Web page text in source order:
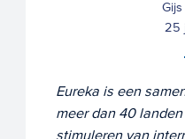
25
Eureka is een
meer dan 40
stimuleren van